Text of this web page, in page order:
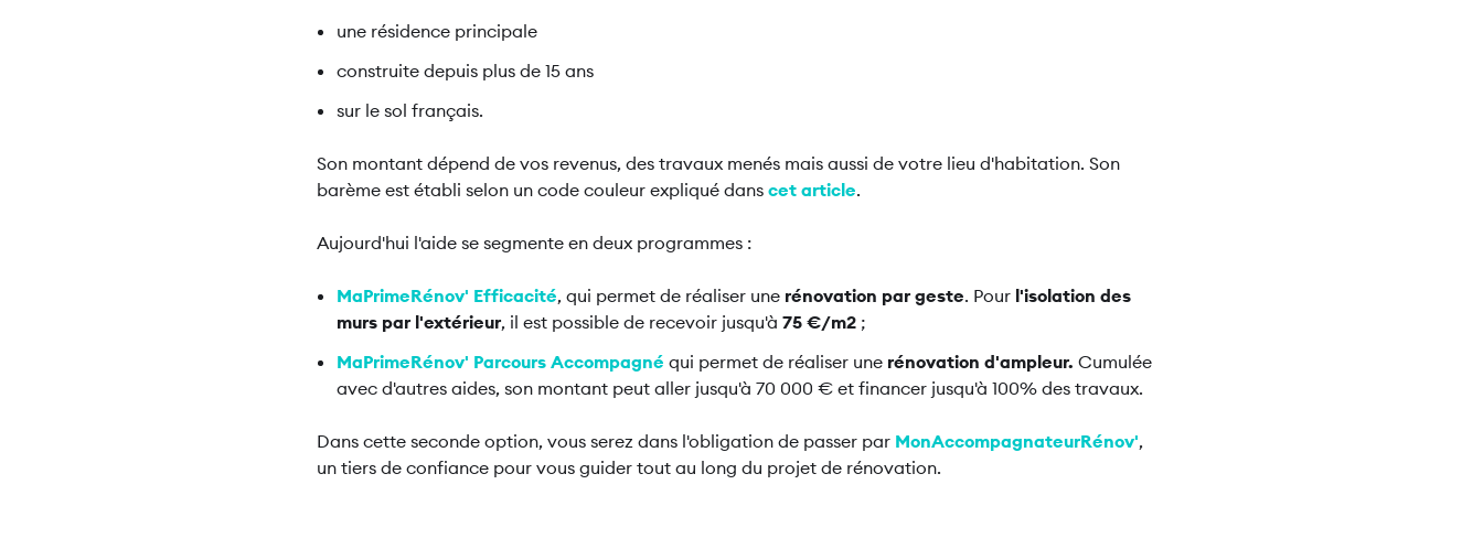
une résidence principale
construite depuis plus de 15 ans
sur le sol français.
Son montant dépend de vos revenus, des travaux menés mais aussi de votre lieu d'habitation. Son
barème est établi selon un code couleur expliqué dans cet article.
Aujourd'hui l'aide se segmente en deux programmes :
MaPrimeRénov' Efficacité, qui permet de réaliser une rénovation par geste. Pour l'isolation des
murs par l'extérieur, il est possible de recevoir jusqu'à 75 €/m2 ;
MaPrimeRénov' Parcours Accompagné qui permet de réaliser une rénovation d'ampleur. Cumulée
avec d'autres aides, son montant peut aller jusqu'à 70 000 € et financer jusqu'à 100% des travaux.
Dans cette seconde option, vous serez dans l'obligation de passer par MonAccompagnateurRénov',
un tiers de confiance pour vous guider tout au long du projet de rénovation.